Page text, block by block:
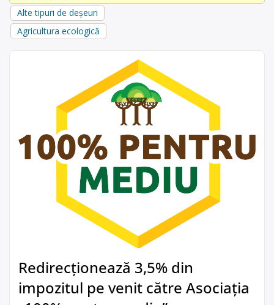
Alte tipuri de deșeuri
Agricultura ecologică
Redirecționează 3,5% din
impozitul pe venit către Asociația